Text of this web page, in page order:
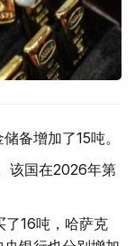
备增加了15吨。
该国在2026年第
了16吨，哈萨克